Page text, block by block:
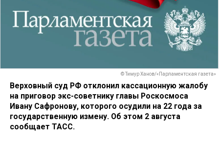
© Тимур Ханов/«Парламентская газета»
Верховный суд РФ отклонил кассационную жалобу
на приговор экс-советнику главы Роскосмоса
Ивану Сафронову, которого осудили на 22 года за
государственную измену. Об этом 2 августа
сообщает ТАСС.